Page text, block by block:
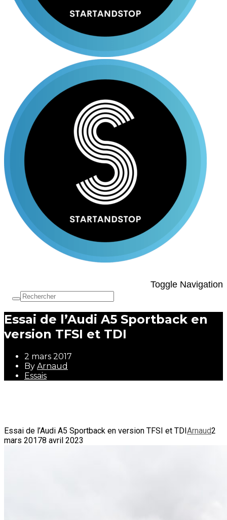
Toggle Navigation
Essai de l’Audi A5 Sportback en
version TFSI et TDI
2 mars 2017
By Arnaud
Essais
Essai de l’Audi A5 Sportback en version TFSI et TDIArnaud2
mars 20178 avril 2023